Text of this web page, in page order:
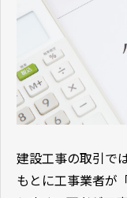
建設工事の取引で
もとに工事業者が